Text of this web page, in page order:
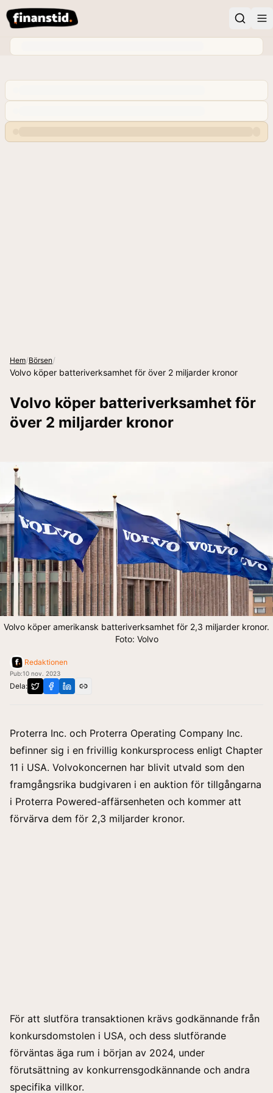
Hem/Börsen/
Volvo köper batteriverksamhet för över 2 miljarder kronor
Volvo köper batteriverksamhet för
över 2 miljarder kronor
Volvo köper amerikansk batteriverksamhet för 2,3 miljarder kronor.
Foto: Volvo
Redaktionen
Pub:10 nov. 2023
Dela:
Proterra Inc. och Proterra Operating Company Inc.
befinner sig i en frivillig konkursprocess enligt Chapter
11 i USA. Volvokoncernen har blivit utvald som den
framgångsrika budgivaren i en auktion för tillgångarna
i Proterra Powered-affärsenheten och kommer att
förvärva dem för 2,3 miljarder kronor.
För att slutföra transaktionen krävs godkännande från
konkursdomstolen i USA, och dess slutförande
förväntas äga rum i början av 2024, under
förutsättning av konkurrensgodkännande och andra
specifika villkor.